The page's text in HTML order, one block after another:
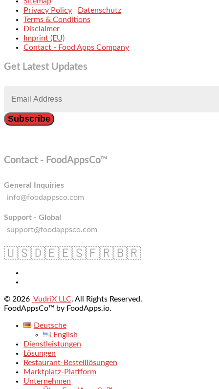
Privacy Policy
Datenschutz
Terms & Conditions
Disclaimer
Imprint (EU)
Contact - Food Apps Company
Get Latest Updates
Contact - FoodAppsCo™
General Inquiries
info@foodappsco.com
Support - Global
support@foodappsco.com
🇺🇸🇩🇪🇪🇸🇫🇷🇧🇷
© 2026 VudriX LLC. All Rights Reserved.
FoodAppsCo™ by FoodApps.io.
Deutsche
English
Dienstleistungen
Lösungen
Restaurant-Bestelllösungen
Marktplatz-Plattform
Unternehmen